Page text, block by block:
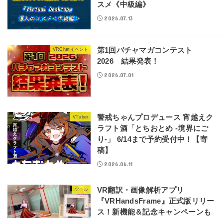
スメ《中級編》
2026.07.13
VRChatイベント
第1回バチャマガコンテスト
2026 結果発表！
2026.07.01
VTuber
警戒ちゃんプロデュース 宵越えク
ラフト酒「とちおとめ -境界にご
り-」 6/14まで予約受付中！【寄
稿】
2026.06.11
ツール
VR翻訳・画像解析アプリ
『VRHandsFrame』正式版リリー
ス！新機能＆記念キャンペーンも